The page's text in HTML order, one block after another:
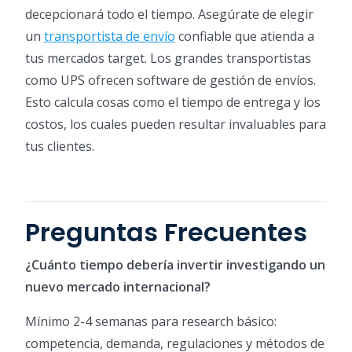
decepcionará todo el tiempo. Asegúrate de elegir
un transportista de envío confiable que atienda a
tus mercados target. Los grandes transportistas
como UPS ofrecen software de gestión de envíos.
Esto calcula cosas como el tiempo de entrega y los
costos, los cuales pueden resultar invaluables para
tus clientes.
Preguntas Frecuentes
¿Cuánto tiempo debería invertir investigando un
nuevo mercado internacional?
Mínimo 2-4 semanas para research básico:
competencia, demanda, regulaciones y métodos de